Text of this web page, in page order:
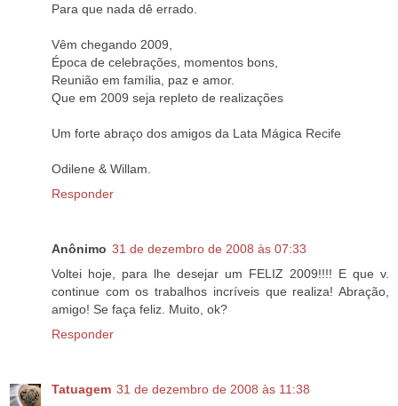
Para que nada dê errado.
Vêm chegando 2009,
Época de celebrações, momentos bons,
Reunião em família, paz e amor.
Que em 2009 seja repleto de realizações
Um forte abraço dos amigos da Lata Mágica Recife
Odilene & Willam.
Responder
Anônimo 31 de dezembro de 2008 às 07:33
Voltei hoje, para lhe desejar um FELIZ 2009!!!! E que v.
continue com os trabalhos incríveis que realiza! Abração,
amigo! Se faça feliz. Muito, ok?
Responder
Tatuagem 31 de dezembro de 2008 às 11:38